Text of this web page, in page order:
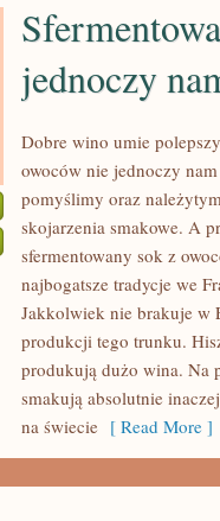
SFERMENTOWANY
jednoczy
Dobre wino umie
owoców nie jednoczy
pomyślimy oraz
skojarzenia smakowe. A
sfermentowany sok z
najbogatsze tradycje we
Jakkolwiek nie brakuje w
produkcji tego trunku.
produkują dużo wina. Na
smakują absolutnie
na świecie [ Read More ]